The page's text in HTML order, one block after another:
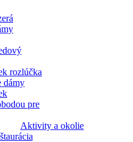
rozlúčka
dámy
pre
Aktivity a okolie